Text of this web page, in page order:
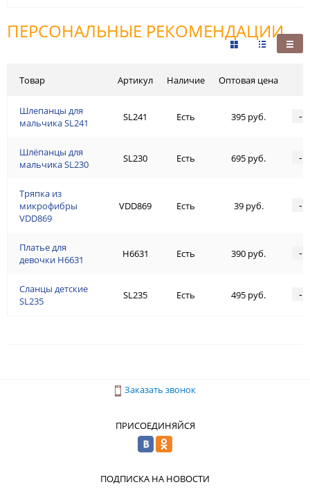
ПЕРСОНАЛЬНЫЕ РЕКОМЕНДАЦИИ
Товар
Шлепанцы для
мальчика SL241
Шлёпанцы для
мальчика SL230
Тряпка из
микрофибры
VDD869
Платье для
девочки H6631
Сланцы детские
SL235
Артикул Наличие Оптовая цена
SL241 Есть 395 руб. -
SL230 Есть 695 руб. -
VDD869 Есть 39 руб. -
H6631 Есть 390 руб. -
SL235 Есть 495 руб. -
Заказать звонок
ПРИСОЕДИНЯЙСЯ
ПОДПИСКА НА НОВОСТИ